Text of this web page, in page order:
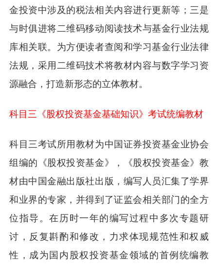
金投资中涉及的税法相关内容进行更新等；三是
与时俱进将二维码移动阅读技术与基金行业法规
库相关联。为方便读者查阅和学习基金行业法律
法规，采用二维码技术将教材内容与数字学习资
源融合，打造新形态的立体教材。
科目三《股权投资基金基础知识》考试统编教材
科目三考试所用教材为中国证券投资基金业协会
组编的《股权投资基金》，《股权投资基金》教
材由中国金融出版社出版，编写人员汇集了学界
和业界的专家，并得到了证监会相关部门的全方
位指导。在历时一年的编写过程中多次专题研
讨，反复斟酌和修改，力求体现规范性和权威
性，成为国内股权投资基金领域的首例统编教